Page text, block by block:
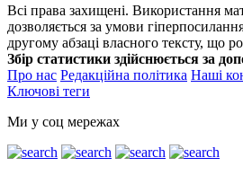
Всі права захищені. Використання
дозволяється за умови
другому абзаці власного тексту, що
Збір статистики здійснюється за
Про нас Редакційна політика Наші
Ключові теги
Ми у соц мережах